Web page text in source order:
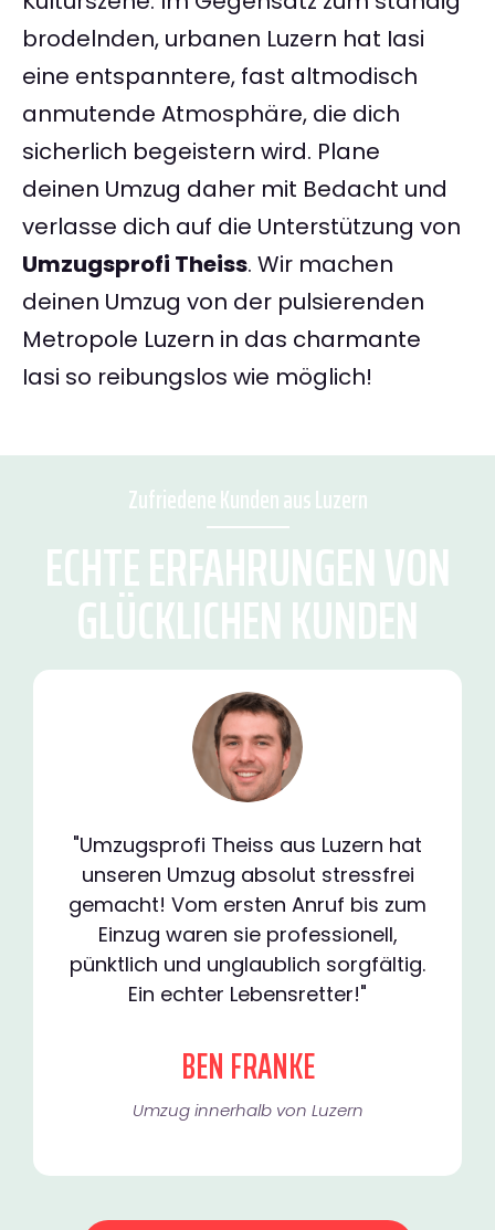
brodelnden, urbanen Luzern hat Iasi
eine entspanntere, fast altmodisch
anmutende Atmosphäre, die dich
sicherlich begeistern wird. Plane
deinen Umzug daher mit Bedacht und
verlasse dich auf die Unterstützung von
Umzugsprofi Theiss. Wir machen
deinen Umzug von der pulsierenden
Metropole Luzern in das charmante
Iasi so reibungslos wie möglich!
Zufriedene Kunden aus Luzern
ECHTE ERFAHRUNGEN VON
GLÜCKLICHEN KUNDEN
"Umzugsprofi Theiss aus Luzern hat
unseren Umzug absolut stressfrei
gemacht! Vom ersten Anruf bis zum
Einzug waren sie professionell,
pünktlich und unglaublich sorgfältig.
Ein echter Lebensretter!"
BEN FRANKE
Umzug innerhalb von Luzern​